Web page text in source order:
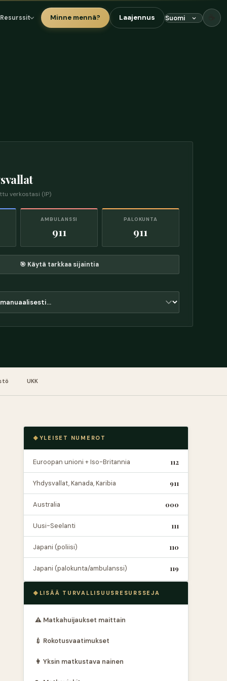
Resurssit Minne mennä? Laajennus
verkostasi (IP)
AMBULANSSI
911
PALOKUNTA
911
🎯 Käytä tarkkaa sijaintia
UKK
YLEISET NUMEROT
Euroopan unioni + Iso-Britannia 112
Yhdysvallat, Kanada, Karibia 911
Australia 000
Uusi-Seelanti 111
Japani (poliisi) 110
Japani (palokunta/ambulanssi) 119
LISÄÄ TURVALLISUUSRESURSSEJA
⚠️ Matkahuijaukset maittain
💉 Rokotusvaatimukset
👩 Yksin matkustava nainen